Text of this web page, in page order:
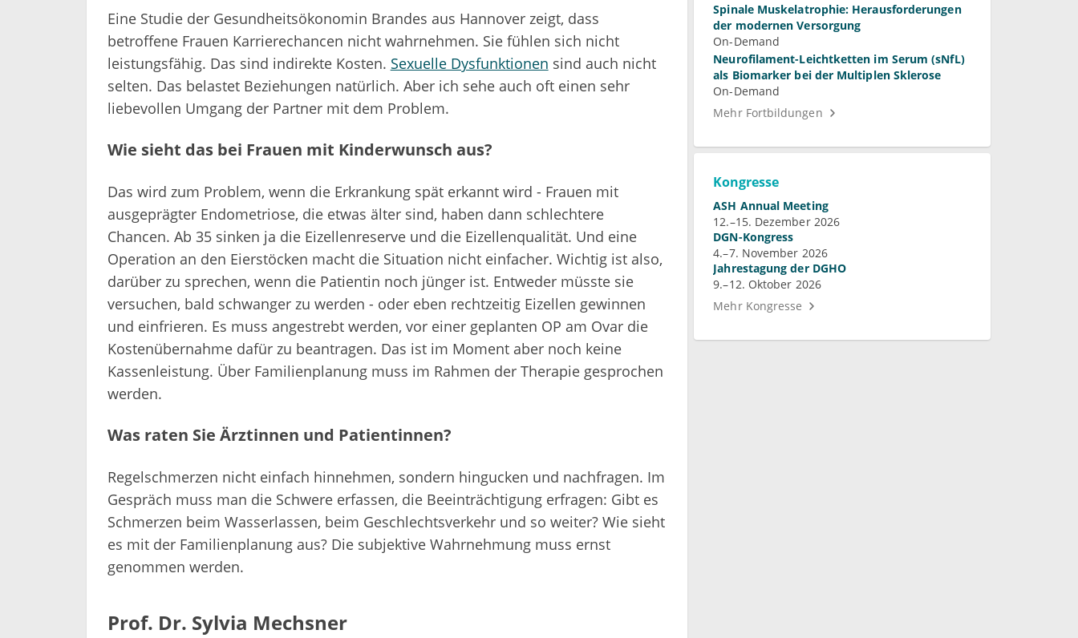
Eine Studie der Gesundheitsökonomin Brandes aus Hannover zeigt, dass
betroffene Frauen Karrierechancen nicht wahrnehmen. Sie fühlen sich nicht
leistungsfähig. Das sind indirekte Kosten. Sexuelle Dysfunktionen sind auch nicht
selten. Das belastet Beziehungen natürlich. Aber ich sehe auch oft einen sehr
liebevollen Umgang der Partner mit dem Problem.
Wie sieht das bei Frauen mit Kinderwunsch aus?
Das wird zum Problem, wenn die Erkrankung spät erkannt wird - Frauen mit
ausgeprägter Endometriose, die etwas älter sind, haben dann schlechtere
Chancen. Ab 35 sinken ja die Eizellenreserve und die Eizellenqualität. Und eine
Operation an den Eierstöcken macht die Situation nicht einfacher. Wichtig ist also,
darüber zu sprechen, wenn die Patientin noch jünger ist. Entweder müsste sie
versuchen, bald schwanger zu werden - oder eben rechtzeitig Eizellen gewinnen
und einfrieren. Es muss angestrebt werden, vor einer geplanten OP am Ovar die
Kostenübernahme dafür zu beantragen. Das ist im Moment aber noch keine
Kassenleistung. Über Familienplanung muss im Rahmen der Therapie gesprochen
werden.
Was raten Sie Ärztinnen und Patientinnen?
Regelschmerzen nicht einfach hinnehmen, sondern hingucken und nachfragen. Im
Gespräch muss man die Schwere erfassen, die Beeinträchtigung erfragen: Gibt es
Schmerzen beim Wasserlassen, beim Geschlechtsverkehr und so weiter? Wie sieht
es mit der Familienplanung aus? Die subjektive Wahrnehmung muss ernst
genommen werden.
Prof. Dr. Sylvia Mechsner
Spinale Muskelatrophie: Herausforderungen
der modernen Versorgung
On-Demand
Neurofilament-Leichtketten im Serum (sNfL)
als Biomarker bei der Multiplen Sklerose
On-Demand
Mehr Fortbildungen
Kongresse
ASH Annual Meeting
12.–15. Dezember 2026
DGN-Kongress
4.–7. November 2026
Jahrestagung der DGHO
9.–12. Oktober 2026
Mehr Kongresse